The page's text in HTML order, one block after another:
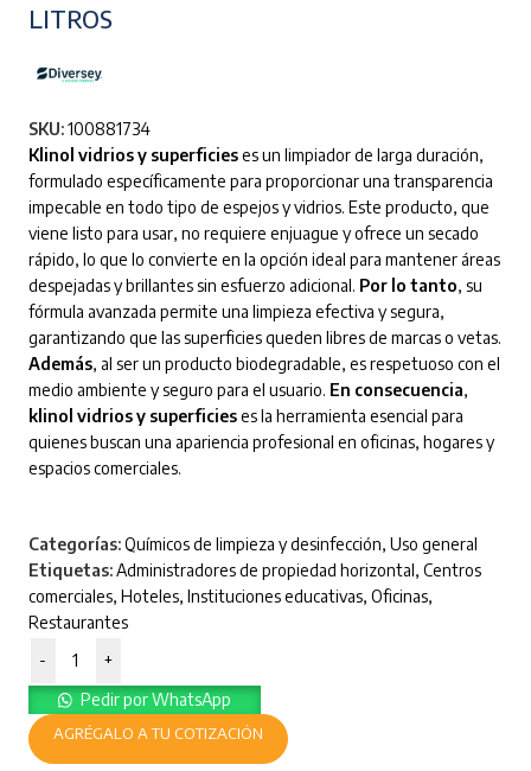
LITROS
SKU:100881734
Klinol vidrios y superficieses un limpiador de larga duración,
formulado específicamente para proporcionar una transparencia
impecable en todo tipo de espejos y vidrios. Este producto, que
viene listo para usar, no requiere enjuague y ofrece un secado
rápido, lo que lo convierte en la opción ideal para mantener áreas
despejadas y brillantes sin esfuerzo adicional. Por lo tanto, su
fórmula avanzada permite una limpieza efectiva y segura,
garantizando que las superficies queden libres de marcas o vetas.
Además, al ser un producto biodegradable, es respetuoso con el
medio ambiente y seguro para el usuario. En consecuencia,
klinol vidrios y superficieses la herramienta esencial para
quienes buscan una apariencia profesional en oficinas, hogares y
espacios comerciales.
Categorías:Químicos de limpieza y desinfección, Uso general
Etiquetas:Administradores de propiedad horizontal, Centros
comerciales, Hoteles, Instituciones educativas, Oficinas,
Restaurantes
-
+
Pedir por WhatsApp
AGRÉGALO A TU COTIZACIÓN